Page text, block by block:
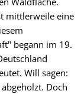
mittlerweile eine
begann im 19.
Will sagen:
Doch